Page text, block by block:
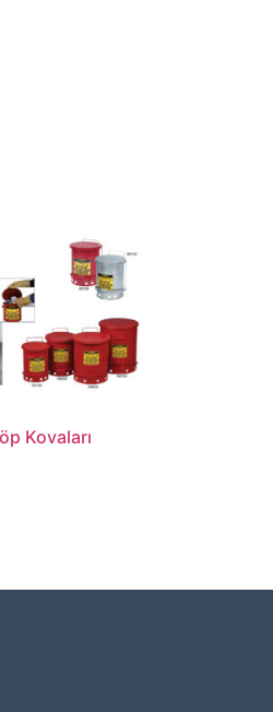
Kovaları